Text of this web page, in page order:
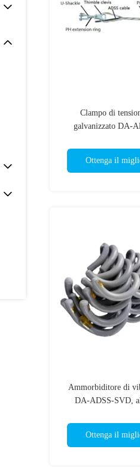
Clampo di
galvanizzato DA-
Ottenga il
Ammorbiditore di
DA-ADSS-SVD,
Ottenga il